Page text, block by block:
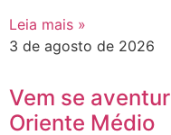
Leia mais »
3 de agosto de 2026
Vem se
Oriente Médio